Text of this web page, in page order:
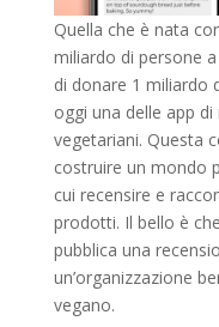
Quella che è nata
miliardo di persone
di donare 1 miliardo
oggi una delle app
vegetariani. Questa
costruire un mondo
cui recensire e
prodotti. Il bello è
pubblica una
un’organizzazione
vegano.